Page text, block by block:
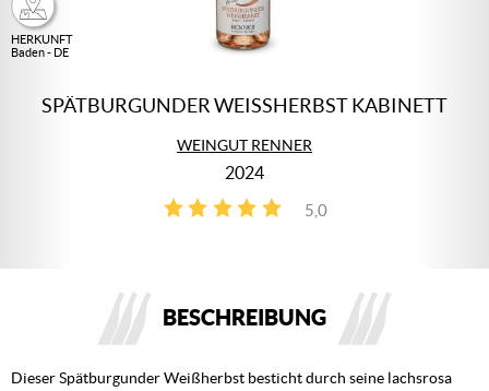
HERKUNFT
Baden - DE
SPÄTBURGUNDER WEISSHERBST KABINETT
WEINGUT RENNER
2024
5,0
2
BESCHREIBUNG
Dieser Spätburgunder Weißherbst besticht durch seine lachsrosa